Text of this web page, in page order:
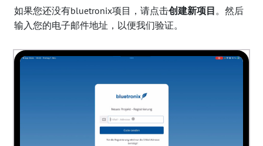
如果您还没有bluetronix项目，请点击创建新项目。然后
输入您的电子邮件地址，以便我们验证。